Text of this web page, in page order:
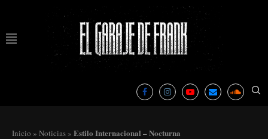
Inicio » Noticias » Estilo Internacional – Nocturna